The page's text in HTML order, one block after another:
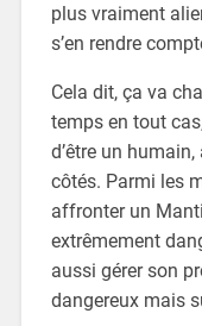
plus vraiment
s’en rendre
Cela dit, ça va
temps en tout
d’être un
côtés. Parmi les
affronter un
extrêmement
aussi gérer son
dangereux mais